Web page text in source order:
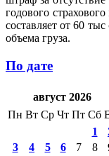
годового
составляет от 60
объема груза.
По дате
август 2026
Пн Вт Ср Чт Пт Сб
1
3
4 5 6 7 8